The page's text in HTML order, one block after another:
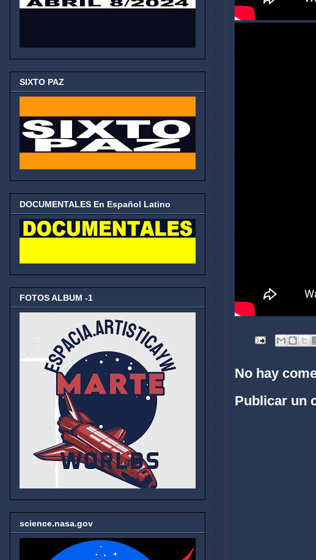
No hay
Publicar un
SIXTO PAZ
DOCUMENTALES En Español Latino
FOTOS ALBUM -1
science.nasa.gov